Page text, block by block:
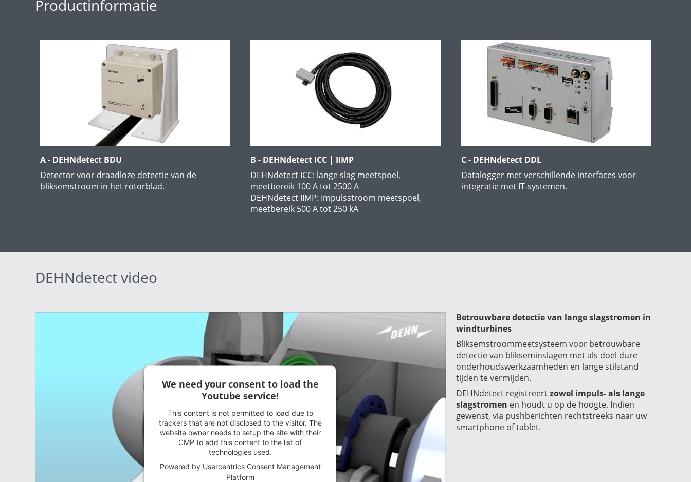
Productinformatie
A - DEHNdetect BDU
Detector voor draadloze detectie van de
bliksemstroom in het rotorblad.
B - DEHNdetect ICC | IIMP
DEHNdetect ICC: lange slag meetspoel,
meetbereik 100 A tot 2500 A
DEHNdetect IIMP: Impulsstroom meetspoel,
meetbereik 500 A tot 250 kA
C - DEHNdetect DDL
Datalogger met verschillende interfaces voor
integratie met IT-systemen.
DEHNdetect video
We need your consent to load the
Youtube service!
This content is not permitted to load due to
trackers that are not disclosed to the visitor. The
website owner needs to setup the site with their
CMP to add this content to the list of
technologies used.
Powered by Usercentrics Consent Management
Platform
Betrouwbare detectie van lange slagstromen in
windturbines
Bliksemstroommeetsysteem voor betrouwbare
detectie van blikseminslagen met als doel dure
onderhoudswerkzaamheden en lange stilstand
tijden te vermijden.
DEHNdetect registreertzowel impuls- als lange
slagstromen en houdt u op de hoogte. Indien
gewenst, via pushberichten rechtstreeks naar uw
smartphone of tablet.